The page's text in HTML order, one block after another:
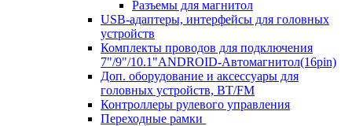
Разъемы для магнитол
USB-адаптеры, интерфейсы для головных
устройств
Комплекты проводов для подключения
7"/9"/10.1"ANDROID-Автомагнитол(16pin)
Доп. оборудование и аксессуары для
головных устройств, BT/FM
Контроллеры рулевого управления
Переходные рамки